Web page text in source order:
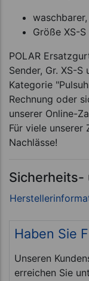
Größe XS-S
POLAR
Sender, Gr. XS-
Kategorie
Rechnung oder
unserer Online-
Für viele
Nachlässe!
Sicherheits-
Haben Sie
Unseren
erreichen Sie